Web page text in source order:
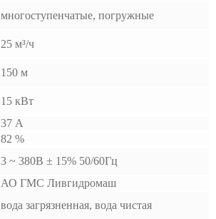
многоступенчатые, погружные
25 м³/ч
150 м
15 кВт
37 А
82 %
3 ~ 380B ± 15% 50/60Гц
АО ГМС Ливгидромаш
вода загрязненная, вода чистая